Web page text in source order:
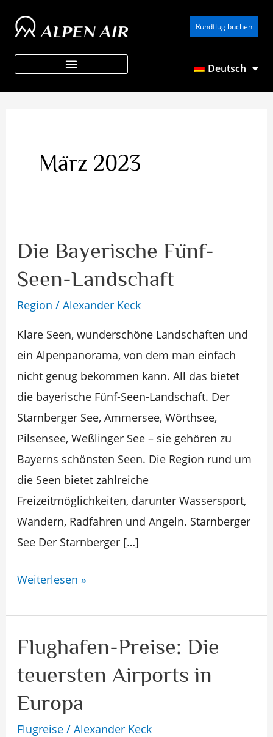
Inhalt
springen
Rundflug buchen
Deutsch
März 2023
Die Bayerische Fünf-
Seen-Landschaft
Region / Alexander Keck
Klare Seen, wunderschöne Landschaften und
ein Alpenpanorama, von dem man einfach
nicht genug bekommen kann. All das bietet
die bayerische Fünf-Seen-Landschaft. Der
Starnberger See, Ammersee, Wörthsee,
Pilsensee, Weßlinger See – sie gehören zu
Bayerns schönsten Seen. Die Region rund um
die Seen bietet zahlreiche
Freizeitmöglichkeiten, darunter Wassersport,
Wandern, Radfahren und Angeln. Starnberger
See Der Starnberger […]
Die
Fünf-
Seen-
Landschaft
Weiterlesen »
Flughafen-Preise: Die
teuersten Airports in
Europa
Flugreise/ Alexander Keck
Flughafen-
Preise:
Die
teuersten
Airports